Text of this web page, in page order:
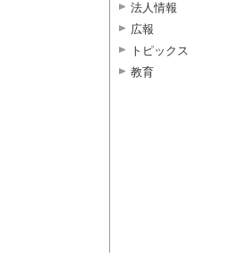
法人情報
広報
トピックス
教育